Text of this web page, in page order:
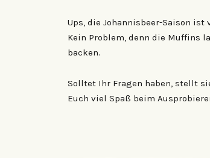
Ups, die Johannisbeer-Saison
Kein Problem, denn die Muffins
backen.
Solltet Ihr Fragen haben, stellt
Euch viel Spaß beim